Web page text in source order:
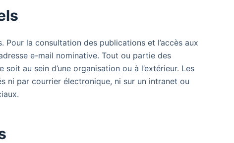
la consultation des publications et l’accès aux
e-mail nominative. Tout ou partie des
au sein d’une organisation ou à l’extérieur. Les
ni par courrier électronique, ni sur un intranet ou
.